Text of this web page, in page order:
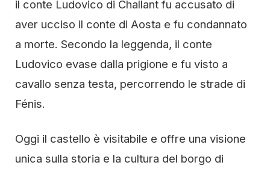
il conte Ludovico di Challant fu accusato di
aver ucciso il conte di Aosta e fu condannato
a morte. Secondo la leggenda, il conte
Ludovico evase dalla prigione e fu visto a
cavallo senza testa, percorrendo le strade di
Fénis.
Oggi il castello è visitabile e offre una visione
unica sulla storia e la cultura del borgo di